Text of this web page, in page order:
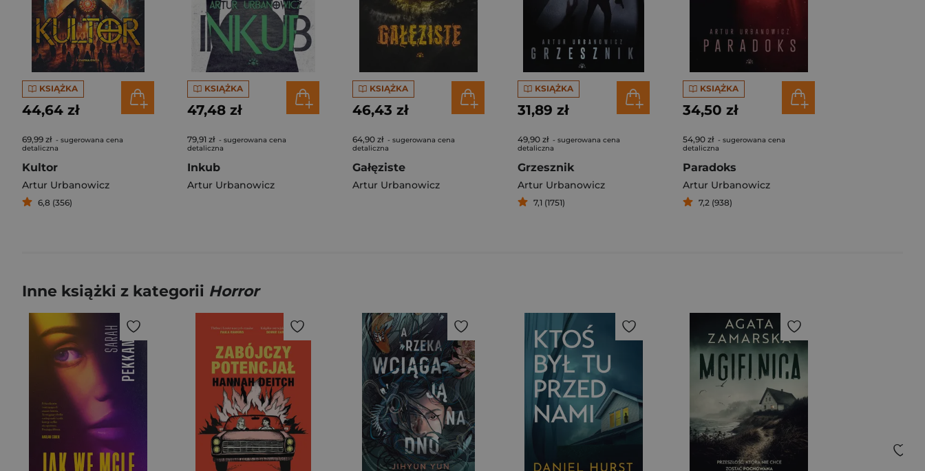
KSIĄŻKA
44,64 zł
69,99 zł - sugerowana cena
detaliczna
Kultor
Artur Urbanowicz
6,8 (356)
KSIĄŻKA
47,48 zł
79,91 zł - sugerowana cena
detaliczna
Inkub
Artur Urbanowicz
KSIĄŻKA
46,43 zł
64,90 zł - sugerowana cena
detaliczna
Gałęziste
Artur Urbanowicz
KSIĄŻKA
31,89 zł
49,90 zł - sugerowana cena
detaliczna
Grzesznik
Artur Urbanowicz
7,1 (1751)
KSIĄŻKA
34,50 zł
54,90 zł - sugerowana cena
detaliczna
Paradoks
Artur Urbanowicz
7,2 (938)
Inne książki z kategorii Horror